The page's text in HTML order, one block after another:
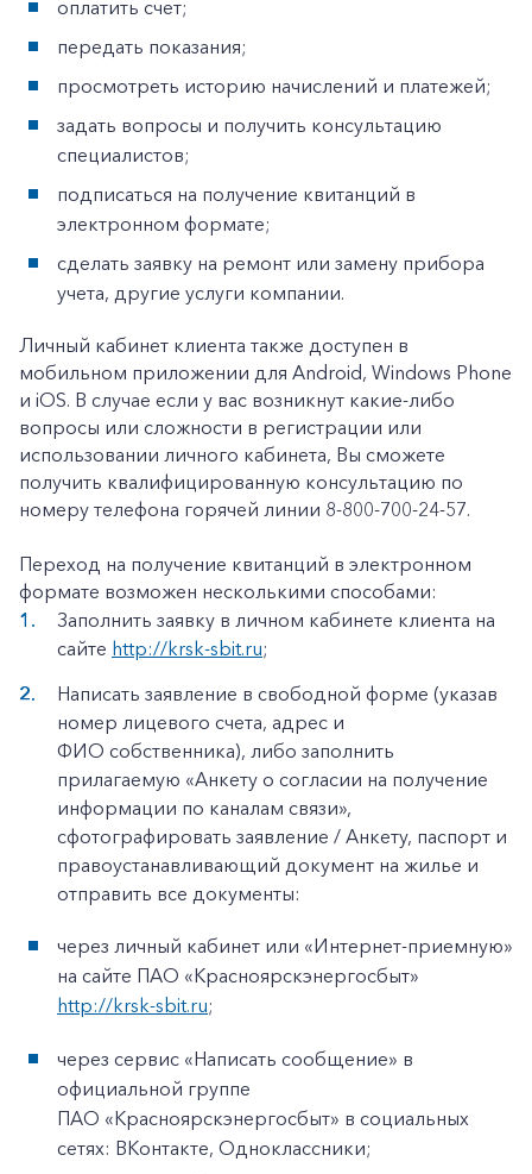
+7-800-700-24-57
Заказать обратный звонок
Частным клиентам
оплатить счет;
передать показания;
просмотреть историю начислений и платежей;
задать вопросы и получить консультацию
специалистов;
подписаться на получение квитанций в
электронном формате;
сделать заявку на ремонт или замену прибора
учета, другие услуги компании.
Личный кабинет клиента также доступен в
мобильном приложении для Android, Windows Phone
и iOS. В случае если у вас возникнут какие-либо
вопросы или сложности в регистрации или
использовании личного кабинета, Вы сможете
получить квалифицированную консультацию по
номеру телефона горячей линии 8-800-700-24-57.
Переход на получение квитанций в электронном
формате возможен несколькими способами:
Заполнить заявку в личном кабинете клиента на
сайте http://krsk-sbit.ru;
Написать заявление в свободной форме (указав
номер лицевого счета, адрес и
ФИО собственника), либо заполнить
прилагаемую «Анкету о согласии на получение
информации по каналам связи»,
сфотографировать заявление / Анкету, паспорт и
правоустанавливающий документ на жилье и
отправить все документы:
через личный кабинет или «Интернет-приемную»
на сайте ПАО «Красноярскэнергосбыт»
http://krsk-sbit.ru;
через сервис «Написать сообщение» в
официальной группе
ПАО «Красноярскэнергосбыт» в социальных
сетях: ВКонтакте, Одноклассники;